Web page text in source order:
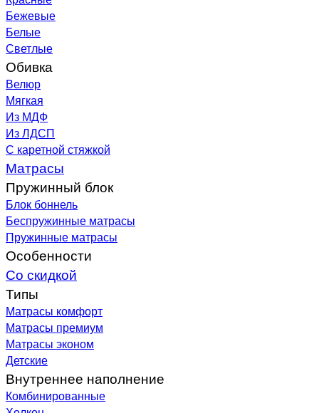
Бежевые
Белые
Светлые
Обивка
Велюр
Мягкая
Из МДФ
Из ЛДСП
С каретной стяжкой
Матрасы
Пружинный блок
Блок боннель
Беспружинные матрасы
Пружинные матрасы
Особенности
Со скидкой
Типы
Матрасы комфорт
Матрасы премиум
Матрасы эконом
Детские
Внутреннее наполнение
Комбинированные